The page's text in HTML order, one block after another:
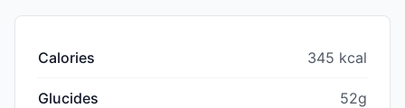
Calories 345 kcal
Glucides 52g